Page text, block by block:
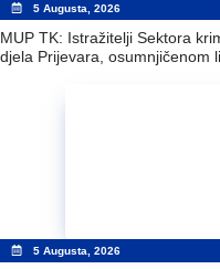
5 Augusta, 2026
MUP TK: Istražitelji Sektora
djela Prijevara, osumnjičenom
5 Augusta, 2026